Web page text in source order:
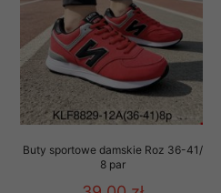
Buty sportowe damskie Roz 36-41/
8 par